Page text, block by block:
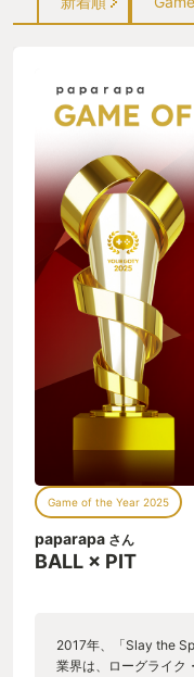
Game of the Year 2025
paparapa さん
BALL × PIT
2017年、「Slay the
業界は、ローグライク